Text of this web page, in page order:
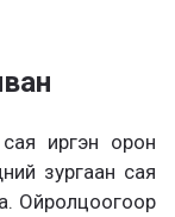
иргэн орон
зургаан сая
Ойролцоогоор